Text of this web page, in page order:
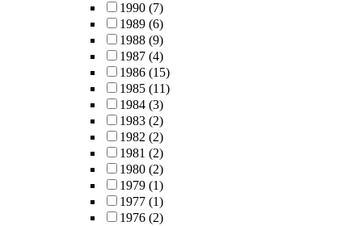
1990 (7)
1989 (6)
1988 (9)
1987 (4)
1986 (15)
1985 (11)
1984 (3)
1983 (2)
1982 (2)
1981 (2)
1980 (2)
1979 (1)
1977 (1)
1976 (2)